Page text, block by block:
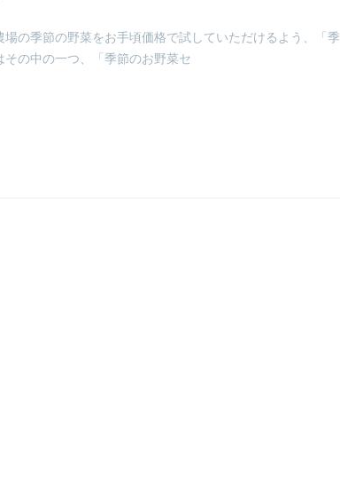
の季節の野菜をお手頃価格で試していただけるよう、「季
の中の一つ、「季節のお野菜セ